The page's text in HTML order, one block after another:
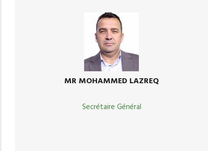
MR MOHAMMED LAZREQ
Secrétaire Général